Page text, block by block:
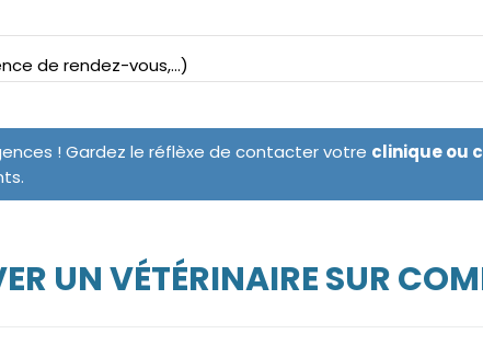
de rendez-vous,...)
! Gardez le réflèxe de contacter votre clinique ou
UN VÉTÉRINAIRE SUR